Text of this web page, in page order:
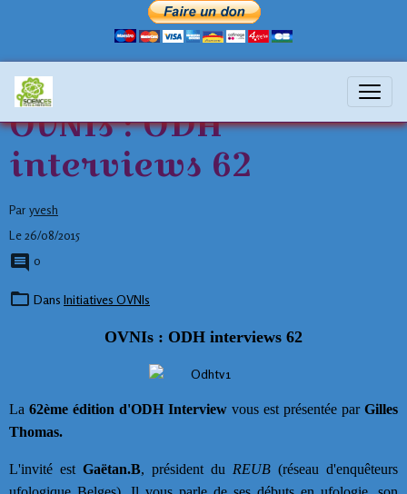
OVNIs : ODH
interviews 62
Par yvesh
Le 26/08/2015
0
Dans Initiatives OVNIs
OVNIs : ODH interviews 62
La 62ème édition d'ODH Interview vous est présentée par Gilles
Thomas.
L'invité est Gaëtan.B, président du REUB (réseau d'enquêteurs